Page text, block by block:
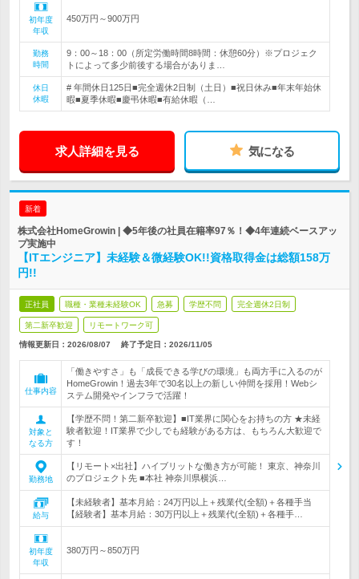
初年度
年収
450万円～900万円
勤務
時間
9：00～18：00（所定労働時間8時間：休憩60分）※プロジェク
トによって多少前後する場合がありま…
休日
休暇
# 年間休日125日■完全週休2日制（土日）■祝日休み■年末年始休
暇■夏季休暇■慶弔休暇■有給休暇（…
求人詳細を見る 気になる
新着
株式会社HomeGrowin | ◆5年後の社員在籍率97％！◆4年連続ベースアッ
プ実施中
【ITエンジニア】未経験＆微経験OK!!資格取得金は総額158万
円!!
正社員 職種・業種未経験OK 急募 学歴不問 完全週休2日制
第二新卒歓迎 リモートワーク可
情報更新日：2026/08/07 終了予定日： 2026/11/05
仕事内容
「働きやすさ」も「成長できる学びの環境」も両方手に入るのが
HomeGrowin！過去3年で30名以上の新しい仲間を採用！Webシ
ステム開発やインフラで活躍！
対象と
なる方
【学歴不問！第二新卒歓迎】■IT業界に関心をお持ちの方 ★未経
験者歓迎！IT業界で少しでも経験がある方は、もちろん大歓迎で
す！
勤務地
【リモート×出社】ハイブリットな働き方が可能！ 東京、神奈川
のプロジェクト先 ■本社 神奈川県横浜…
給与
【未経験者】基本月給：24万円以上＋残業代(全額)＋各種手当
【経験者】基本月給：30万円以上＋残業代(全額)＋各種手…
初年度
年収
380万円～850万円